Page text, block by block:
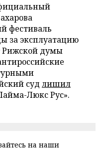
фестиваль
за эксплуатацию
Рижской думы
суд лишил
Люкс Рус».
на наши